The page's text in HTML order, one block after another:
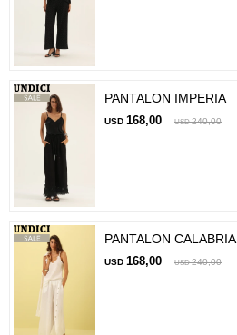
PANTALON IMPERIA
USD 168,00 USD 240,00
PANTALON CALABRIA
USD 168,00 USD 240,00